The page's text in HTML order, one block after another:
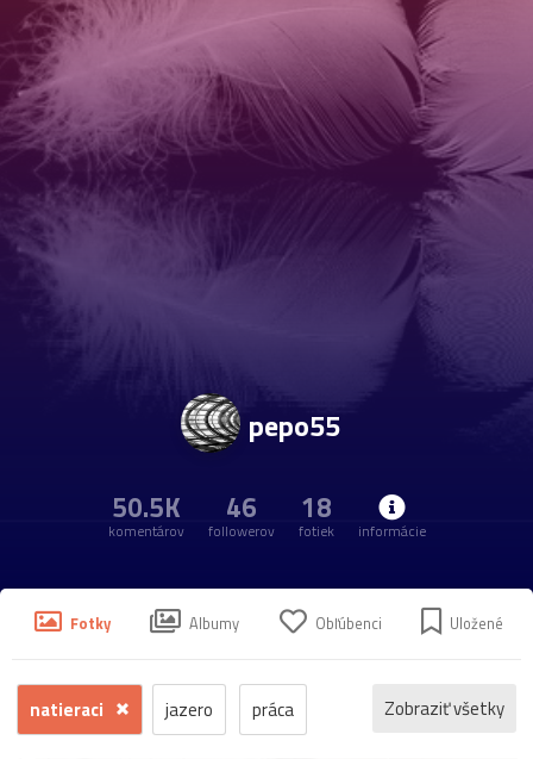
pepo55
50.5K
komentárov
46
followerov
18
fotiek informácie
Fotky Albumy Obľúbenci Uložené
natieraci Zobraziť všetky
jazero práca